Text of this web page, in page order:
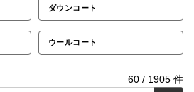
ダウンコート
ウールコート
60 / 1905 件